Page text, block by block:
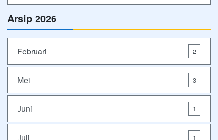
Arsip 2026
Februari 2
Mei 3
Juni 1
Juli 1